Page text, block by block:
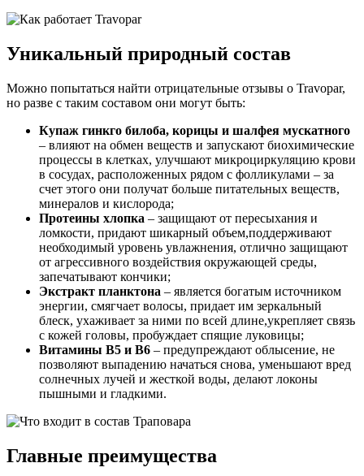
Уникальный природный состав
Можно попытаться найти отрицательные отзывы о Travopar,
но разве с таким составом они могут быть:
Купаж гинкго билоба, корицы и шалфея мускатного
– влияют на обмен веществ и запускают биохимические
процессы в клетках, улучшают микроциркуляцию крови
в сосудах, расположенных рядом с фолликулами – за
счет этого они получат больше питательных веществ,
минералов и кислорода;
Протеины хлопка – защищают от пересыхания и
ломкости, придают шикарный объем,поддерживают
необходимый уровень увлажнения, отлично защищают
от агрессивного воздействия окружающей среды,
запечатывают кончики;
Экстракт планктона – является богатым источником
энергии, смягчает волосы, придает им зеркальный
блеск, ухаживает за ними по всей длине,укрепляет связь
с кожей головы, пробуждает спящие луковицы;
Витамины В5 и В6 – предупреждают облысение, не
позволяют выпадению начаться снова, уменьшают вред
солнечных лучей и жесткой воды, делают локоны
пышными и гладкими.
Главные преимущества